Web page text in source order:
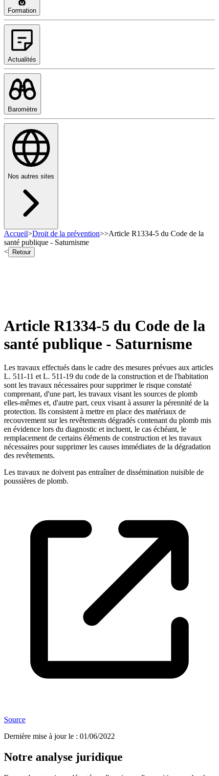
Formation
Actualités
Baromètre
Nos autres sites
Accueil>Droit de la prévention>>Article R1334-5 du Code de la
santé publique - Saturnisme
<
Retour
Article R1334-5 du Code de la
santé publique - Saturnisme
Les travaux effectués dans le cadre des mesures prévues aux articles
L. 511-11 et L. 511-19 du code de la construction et de l'habitation
sont les travaux nécessaires pour supprimer le risque constaté
comprenant, d'une part, les travaux visant les sources de plomb
elles-mêmes et, d'autre part, ceux visant à assurer la pérennité de la
protection. Ils consistent à mettre en place des matériaux de
recouvrement sur les revêtements dégradés contenant du plomb mis
en évidence lors du diagnostic et incluent, le cas échéant, le
remplacement de certains éléments de construction et les travaux
nécessaires pour supprimer les causes immédiates de la dégradation
des revêtements.
Les travaux ne doivent pas entraîner de dissémination nuisible de
poussières de plomb.
Source
Dernière mise à jour le : 01/06/2022
Notre analyse juridique